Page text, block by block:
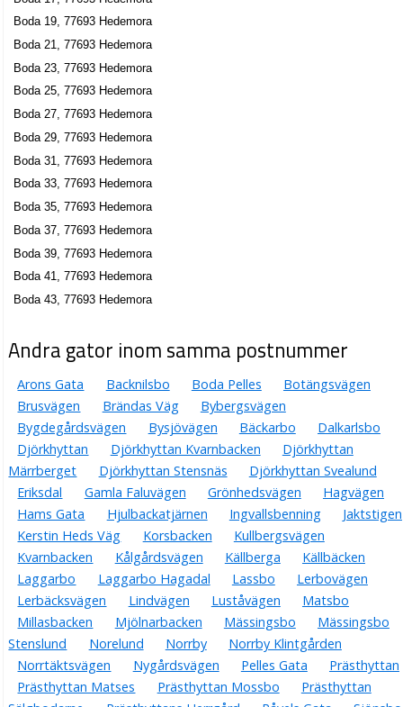
Boda 19, 77693 Hedemora
Boda 21, 77693 Hedemora
Boda 23, 77693 Hedemora
Boda 25, 77693 Hedemora
Boda 27, 77693 Hedemora
Boda 29, 77693 Hedemora
Boda 31, 77693 Hedemora
Boda 33, 77693 Hedemora
Boda 35, 77693 Hedemora
Boda 37, 77693 Hedemora
Boda 39, 77693 Hedemora
Boda 41, 77693 Hedemora
Boda 43, 77693 Hedemora
Andra gator inom samma postnummer
Arons Gata Backnilsbo Boda Pelles
Botängsvägen
Brusvägen
Brändas Väg
Bybergsvägen
Bygdegårdsvägen
Bysjövägen Bäckarbo
Dalkarlsbo
Djörkhyttan
Djörkhyttan Kvarnbacken
Djörkhyttan
Märrberget
Djörkhyttan Stensnäs
Djörkhyttan Svealund
Eriksdal
Gamla Faluvägen Grönhedsvägen
Hagvägen
Hams Gata
Hjulbackatjärnen Ingvallsbenning
Jaktstigen
Kerstin Heds Väg
Korsbacken
Kullbergsvägen
Kvarnbacken
Kålgårdsvägen Källberga
Källbäcken
Laggarbo
Laggarbo Hagadal Lassbo
Lerbovägen
Lerbäcksvägen
Lindvägen Luståvägen
Matsbo
Millasbacken
Mjölnarbacken Mässingsbo
Mässingsbo
Stenslund
Norelund Norrby
Norrby Klintgården
Norrtäktsvägen
Nygårdsvägen Pelles Gata
Prästhyttan
Prästhyttan Matses
Prästhyttan Mossbo
Prästhyttan